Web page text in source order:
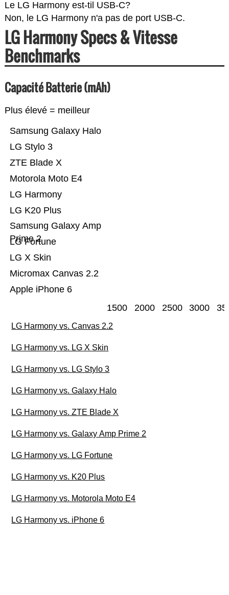
Le LG Harmony est-til USB-C?
Non, le LG Harmony n'a pas de port USB-C.
LG Harmony Specs & Vitesse
Benchmarks
Capacité Batterie (mAh)
Plus élevé = meilleur
Apple iPhone 6
Micromax Canvas 2.2
LG X Skin
LG Fortune
Samsung Galaxy Amp
Prime 2
LG K20 Plus
LG Harmony
Motorola Moto E4
ZTE Blade X
LG Stylo 3
Samsung Galaxy Halo
1500 2000 2500 3000
LG Harmony vs. Canvas 2.2
LG Harmony vs. LG X Skin
LG Harmony vs. LG Stylo 3
LG Harmony vs. Galaxy Halo
LG Harmony vs. ZTE Blade X
LG Harmony vs. Galaxy Amp Prime 2
LG Harmony vs. LG Fortune
LG Harmony vs. K20 Plus
LG Harmony vs. Motorola Moto E4
LG Harmony vs. iPhone 6